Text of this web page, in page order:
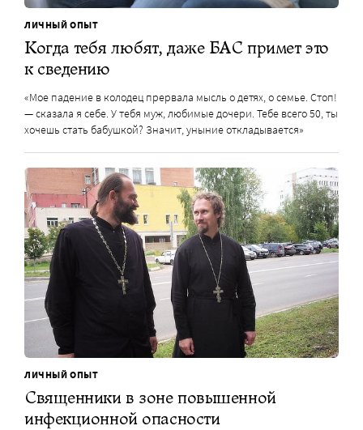
ЛИЧНЫЙ ОПЫТ
Когда тебя любят, даже БАС примет это
к сведению
«Мое падение в колодец прервала мысль о детях, о семье. Стоп!
— сказала я себе. У тебя муж, любимые дочери. Тебе всего 50, ты
хочешь стать бабушкой? Значит, уныние откладывается»
ЛИЧНЫЙ ОПЫТ
Священники в зоне повышенной
инфекционной опасности